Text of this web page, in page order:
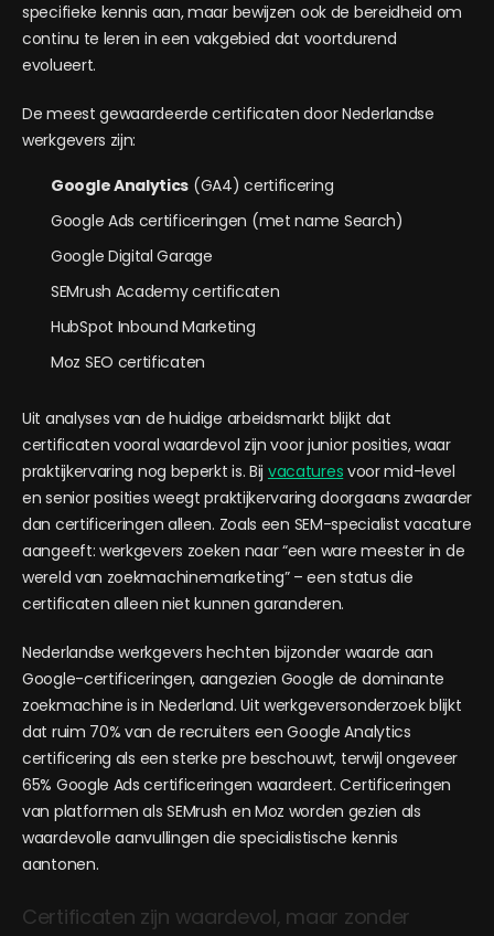
specifieke kennis aan, maar bewijzen ook de bereidheid om
continu te leren in een vakgebied dat voortdurend
evolueert.
De meest gewaardeerde certificaten door Nederlandse
werkgevers zijn:
Google Analytics (GA4) certificering
Google Ads certificeringen (met name Search)
Google Digital Garage
SEMrush Academy certificaten
HubSpot Inbound Marketing
Moz SEO certificaten
Uit analyses van de huidige arbeidsmarkt blijkt dat
certificaten vooral waardevol zijn voor junior posities, waar
praktijkervaring nog beperkt is. Bij vacatures voor mid-level
en senior posities weegt praktijkervaring doorgaans zwaarder
dan certificeringen alleen. Zoals een SEM-specialist vacature
aangeeft: werkgevers zoeken naar “een ware meester in de
wereld van zoekmachinemarketing” – een status die
certificaten alleen niet kunnen garanderen.
Nederlandse werkgevers hechten bijzonder waarde aan
Google-certificeringen, aangezien Google de dominante
zoekmachine is in Nederland. Uit werkgeversonderzoek blijkt
dat ruim 70% van de recruiters een Google Analytics
certificering als een sterke pre beschouwt, terwijl ongeveer
65% Google Ads certificeringen waardeert. Certificeringen
van platformen als SEMrush en Moz worden gezien als
waardevolle aanvullingen die specialistische kennis
aantonen.
Certificaten zijn waardevol, maar zonder